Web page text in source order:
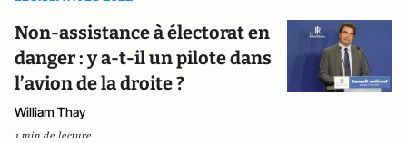
Non-assistance à électorat en
danger : y a-t-il un pilote dans
l’avion de la droite ?
William Thay
1 min de lecture